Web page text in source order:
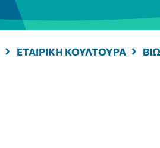
ΕΤΑΙΡΙΚΗ ΚΟΥΛΤΟΥΡΑ